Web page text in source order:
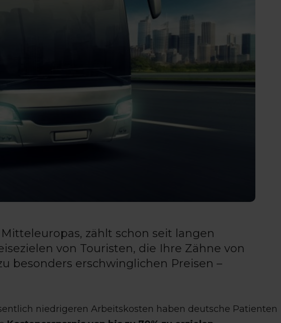
zählt schon seit langen
von Touristen, die Ihre Zähne von
besonders erschwinglichen Preisen –
niedrigeren Arbeitskosten haben deutsche Patienten